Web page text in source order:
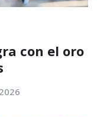
con el oro